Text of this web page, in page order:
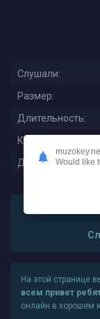
Слушали:
Размер:
Длительность:
Качество:
Дата релиза:
На этой странице
всем привет
онлайн в хорошем
Would like